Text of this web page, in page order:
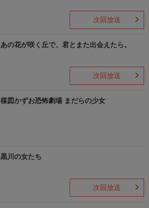
次回放送
あの花が咲く丘で、君とまた出会えたら。
次回放送
楳図かずお恐怖劇場 まだらの少女
黒川の女たち
次回放送